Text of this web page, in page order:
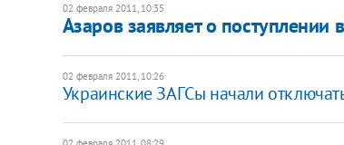
02 февраля 2011, 10:35
Азаров заявляет о
02 февраля 2011, 10:26
Украинские ЗАГСы начали